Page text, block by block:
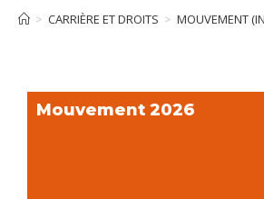
> CARRIÈRE ET DROITS > MOUVEMENT
Mouvement 2026